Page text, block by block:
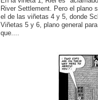
River Settlement. Pero el plano
el de las viñetas 4 y 5, donde
Viñetas 5 y 6, plano general
que....